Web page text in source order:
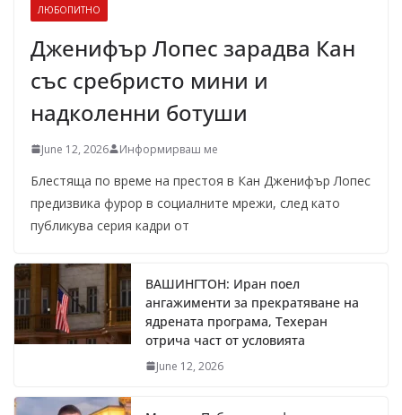
ЛЮБОПИТНО
Дженифър Лопес зарадва Кан
със сребристо мини и
надколенни ботуши
June 12, 2026 Информирваш ме
Блестяща по време на престоя в Кан Дженифър Лопес
предизвика фурор в социалните мрежи, след като
публикува серия кадри от
ВАШИНГТОН: Иран поел
ангажименти за прекратяване на
ядрената програма, Техеран
отрича част от условията
June 12, 2026